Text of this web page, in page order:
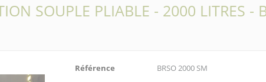
SOUPLE PLIABLE - 2000 LITRES -
Référence
BRSO 2000 SM